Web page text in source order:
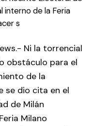
interno de la Feria
s
Ni la torrencial
obstáculo para el
de la
se dio cita en el
de Milán
Milano